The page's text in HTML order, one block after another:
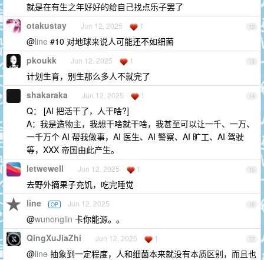
就是在有生之年好好的给自己找点乐子罢了
12
otakustay Jun 12, 2025 1
@line #10 对地球来说人可能还不如细菌
13
pkoukk Jun 12, 2025 1
计划生育，别生那么多人不就完了
14
shakaraka Jun 12, 2025 1
Q： [AI 把活干了，人干啥?]
A：我是造物主，我想干啥就干啥，我甚至可以让一千、一万、
一千万个 AI 帮我做事，AI 医生、AI 警察、AI 旷工、AI 驾驶
等，XXX 帝国由此产生。
15
letwewell Jun 12, 2025 1
去野外摘果子充饥，吃完睡觉
16
line OP Jun 12, 2025
@wunonglin 卡你能源。。
17
QingXuJiaZhi Jun 12, 2025 1
@line 抽象到一定程度，人和细菌本来就没有本质区别，而且也